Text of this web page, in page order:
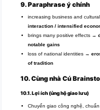
9. Paraphrase ý chính
increasing business and
interaction / intensified
brings many positive effects →
notable gains
loss of national identities →
of tradition
10. Cùng nhà Cú
10.1. Lợi ích (ủng hộ giao lưu)
Chuyển giao công nghệ,